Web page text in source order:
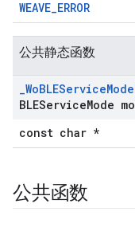
WEAVE_ERROR
公共静态函数
_WoBLEServiceMode
BLEServiceMode
const char *
公共函数